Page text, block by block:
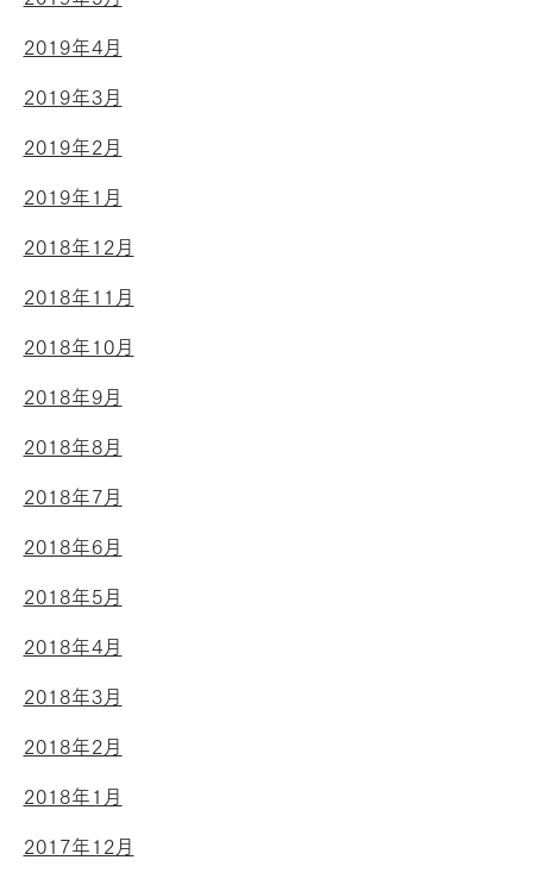
2019年4月
2019年3月
2019年2月
2019年1月
2018年12月
2018年11月
2018年10月
2018年9月
2018年8月
2018年7月
2018年6月
2018年5月
2018年4月
2018年3月
2018年2月
2018年1月
2017年12月